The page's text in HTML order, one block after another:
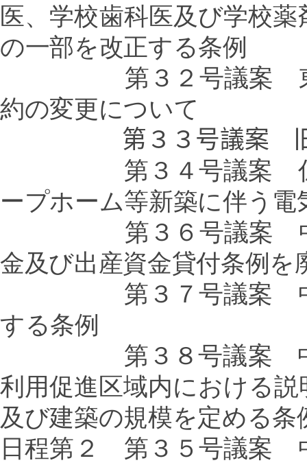
医、学校歯科医及び学校
の一部を改正する条例
第３２号議案 東京
約の変更について
第３３号議案
第３４号議案 仮称
ープホーム等新築に伴う電
第３６号議案 中野
金及び出産資金貸付条例を
第３７号議案 中野
する条例
第３８号議案 中野
利用促進区域内における
及び建築の規模を定める条
日程第２ 第３５号議案